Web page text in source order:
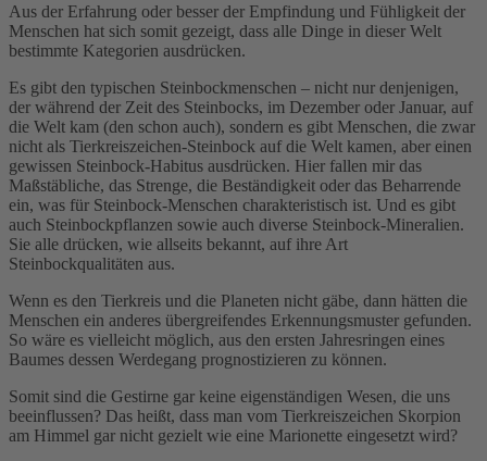
Aus der Erfahrung oder besser der Empfindung und Fühligkeit der
Menschen hat sich somit gezeigt, dass alle Dinge in dieser Welt
bestimmte Kategorien ausdrücken.
Es gibt den typischen Steinbockmenschen – nicht nur denjenigen,
der während der Zeit des Steinbocks, im Dezember oder Januar, auf
die Welt kam (den schon auch), sondern es gibt Menschen, die zwar
nicht als Tierkreiszeichen-Steinbock auf die Welt kamen, aber einen
gewissen Steinbock-Habitus ausdrücken. Hier fallen mir das
Maßstäbliche, das Strenge, die Beständigkeit oder das Beharrende
ein, was für Steinbock-Menschen charakteristisch ist. Und es gibt
auch Steinbockpflanzen sowie auch diverse Steinbock-Mineralien.
Sie alle drücken, wie allseits bekannt, auf ihre Art
Steinbockqualitäten aus.
Wenn es den Tierkreis und die Planeten nicht gäbe, dann hätten die
Menschen ein anderes übergreifendes Erkennungsmuster gefunden.
So wäre es vielleicht möglich, aus den ersten Jahresringen eines
Baumes dessen Werdegang prognostizieren zu können.
Somit sind die Gestirne gar keine eigenständigen Wesen, die uns
beeinflussen? Das heißt, dass man vom Tierkreiszeichen Skorpion
am Himmel gar nicht gezielt wie eine Marionette eingesetzt wird?